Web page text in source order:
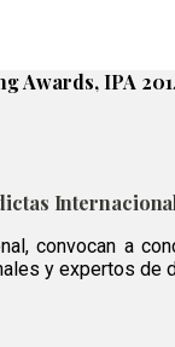
Awards, IPA
convocan a
y expertos de